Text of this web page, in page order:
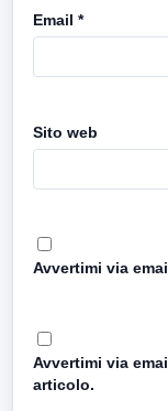
Email *
Sito web
Avvertimi via
Avvertimi via
articolo.